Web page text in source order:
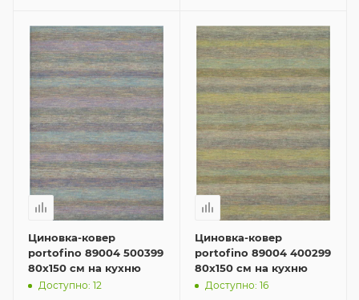
Циновка-ковер
portofino 89004 500399
80x150 см на кухню
Доступно: 12
Циновка-ковер
portofino 89004 400299
80x150 см на кухню
Доступно: 16